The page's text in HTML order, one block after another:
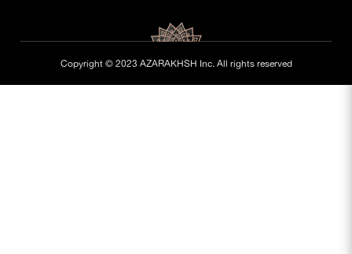
Copyright © 2023 AZARAKHSH Inc. All rights reserved